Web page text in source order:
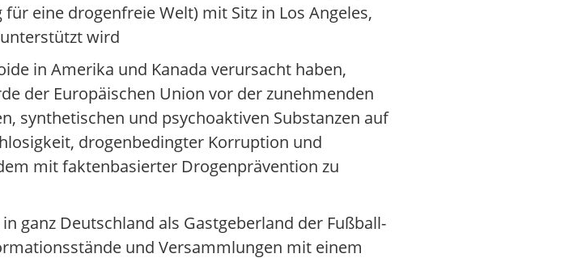
eine drogenfreie Welt) mit Sitz in Los Angeles,
wird
in Amerika und Kanada verursacht haben,
der Europäischen Union vor der zunehmenden
synthetischen und psychoaktiven Substanzen auf
drogenbedingter Korruption und
mit faktenbasierter Drogenprävention zu
ganz Deutschland als Gastgeberland der Fußball-
und Versammlungen mit einem